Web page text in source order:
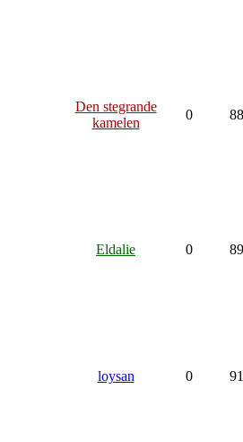
Den stegrande
kamelen
0
Eldalie 0
loysan 0